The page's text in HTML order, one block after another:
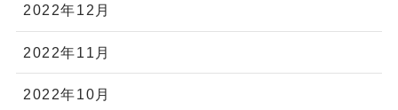
2022年12月
2022年11月
2022年10月